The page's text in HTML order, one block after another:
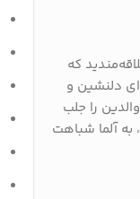
که
دلنشین و
را جلب
به آلما شباهت